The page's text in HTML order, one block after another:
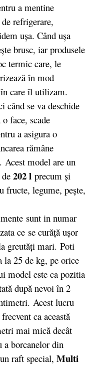
a mentine
refrigerare,
ușa. Când ușa
brusc, iar produsele
termic care, le
în mod
care îl utilizam.
când se va deschide
face, scade
a asigura o
rămâne
Acest model are un
202 l precum și
fructe, legume, pește,
sunt in numar
ce se curăță ușor
greutăți mari. Poti
la 25 de kg, pe orice
model este ca pozitia
după nevoi în 2
Acest lucru
ca această
mai mică decât
a borcanelor din
raft special, Multi